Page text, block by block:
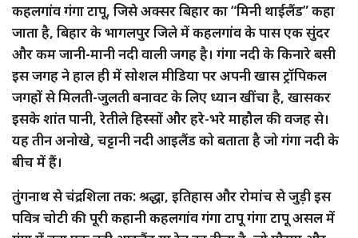
कहलगांव गंगा टापू, जिसे अक्सर बिहार का “मिनी थाईलैंड” कहा
जाता है, बिहार के भागलपुर जिले में कहलगांव के पास एक सुंदर
और कम जानी-मानी नदी वाली जगह है। गंगा नदी के किनारे बसी
इस जगह ने हाल ही में सोशल मीडिया पर अपनी खास ट्रॉपिकल
जगहों से मिलती-जुलती बनावट के लिए ध्यान खींचा है, खासकर
इसके शांत पानी, रेतीले हिस्सों और हरे-भरे माहौल की वजह से।
यह तीन अनोखे, चट्टानी नदी आइलैंड को बताता है जो गंगा नदी के
बीच में हैं।
तुंगनाथ से चंद्रशिला तक: श्रद्धा, इतिहास और रोमांच से जुड़ी इस
पवित्र चोटी की पूरी कहानी कहलगांव गंगा टापू गंगा टापू असल में